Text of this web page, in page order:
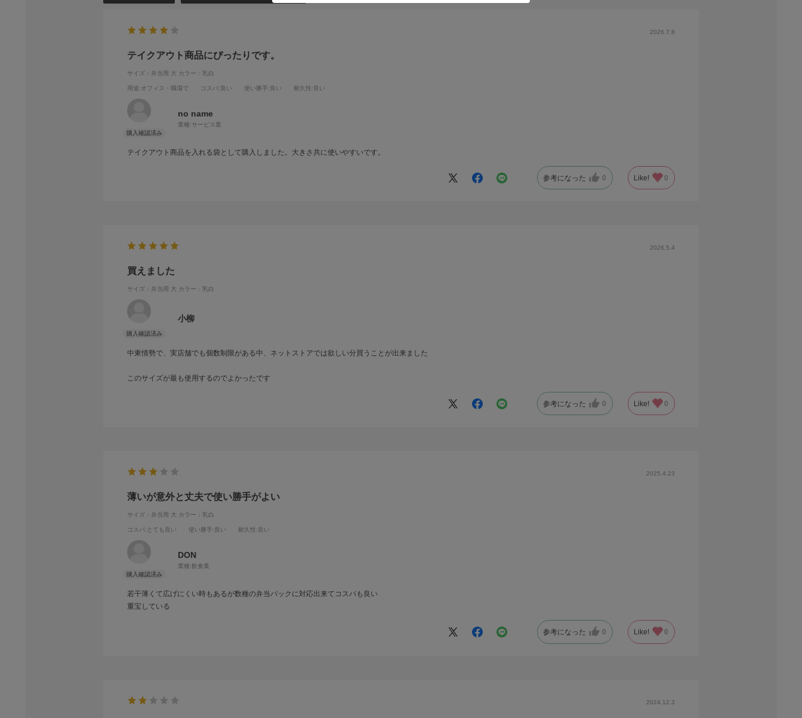
2026.7.8
テイクアウト商品にぴったりです。
サイズ：弁当用 大 カラー：乳白
用途:オフィス・職場で コスパ:良い 使い勝手 :良い 耐久性:良い
no name
業種:サービス業
テイクアウト商品を入れる袋として購入しました。大きさ共に使いやすいです。
参考になった 0 Like! 0
2026.5.4
買えました
サイズ：弁当用 大 カラー：乳白
小柳
中東情勢で、実店舗でも個数制限がある中、ネットストアでは欲しい分買うことが出来ました
このサイズが最も使用するのでよかったです
参考になった 0 Like! 0
2025.4.23
薄いが意外と丈夫で使い勝手がよい
サイズ：弁当用 大 カラー：乳白
コスパ:とても良い 使い勝手 :良い 耐久性:良い
DON
業種:飲食業
若干薄くて広げにくい時もあるが数種の弁当パックに対応出来てコスパも良い
重宝している
参考になった 0 Like! 0
2024.12.3